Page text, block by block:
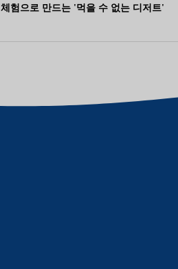
체험으로 만드는 '먹을 수 없는 디저트'